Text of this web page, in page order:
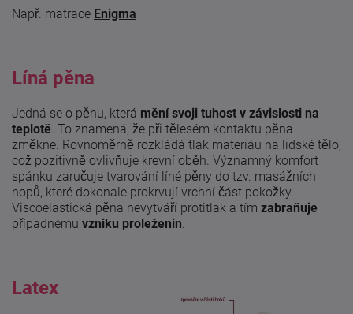
Např. matrace Enigma
Líná pěna
Jedná se o pěnu, která mění svoji tuhost v závislosti na
teplotě . To znamená, že při tělesém kontaktu pěna
změkne. Rovnoměrně rozkládá tlak materiáu na lidské tělo,
což pozitivně ovlivňuje krevní oběh. Významný komfort
spánku zaručuje tvarování líné pěny do tzv. masážních
nopů, které dokonale prokrvují vrchní část pokožky.
Viscoelastická pěna nevytváří protitlak a tím zabraňuje
případnému vzniku proleženin
Latex